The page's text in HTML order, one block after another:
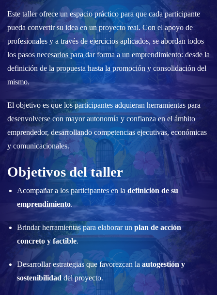
Este taller ofrece un espacio práctico para que cada participante
pueda convertir su idea en un proyecto real. Con el apoyo de
profesionales y a través de ejercicios aplicados, se abordan todos
los pasos necesarios para dar forma a un emprendimiento: desde la
definición de la propuesta hasta la promoción y consolidación del
mismo.
El objetivo es que los participantes adquieran herramientas para
desenvolverse con mayor autonomía y confianza en el ámbito
emprendedor, desarrollando competencias ejecutivas, económicas
y comunicacionales.
Objetivos del taller
Acompañar a los participantes en la definición de su
emprendimiento.
Brindar herramientas para elaborar un plan de acción
concreto y factible.
Desarrollar estrategias que favorezcan la autogestión y
sostenibilidaddel proyecto.